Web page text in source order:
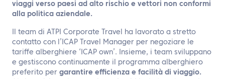
viaggi verso paesi ad alto rischio e vettori non conformi
alla politica aziendale.
Il team di ATPI Corporate Travel ha lavorato a stretto
contatto con l’ICAP Travel Manager per negoziare le
tariffe alberghiere ‘ICAP own’. Insieme, i team sviluppano
e gestiscono continuamente il programma alberghiero
preferito per garantire efficienza e facilità di viaggio.